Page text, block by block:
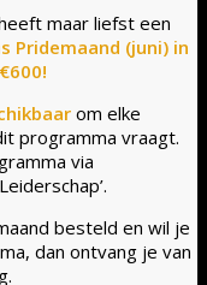
maar liefst een
Pridemaand (juni) in
om elke
programma vraagt.
via
besteld en wil je
dan ontvang je van